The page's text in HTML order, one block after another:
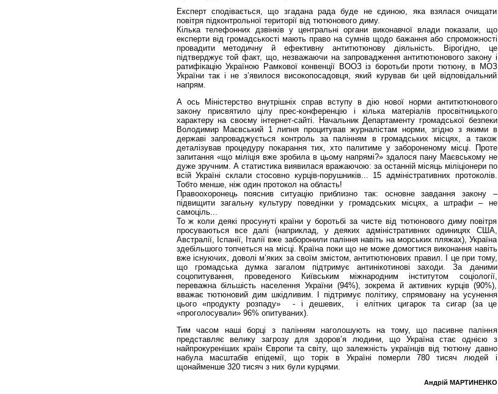
Експерт сподівається, що згадана рада буде не єдиною, яка взялася очищати
повітря підконтрольної території від тютюнового диму.
Кілька телефонних дзвінків у центральні органи виконавчої влади показали, що
експерти від громадськості мають право на сумнів щодо бажання або спроможності
провадити методичну й ефективну антитютюнову діяльність. Вірогідно, це
підтверджує той факт, що, незважаючи на запровадження антитютюнового закону і
ратифікацію Україною Рамкової конвенції ВООЗ із боротьби проти тютюну, в МОЗ
України так і не з’явилося високопосадовця, який курував би цей відповідальний
напрям.
А ось Міністерство внутрішніх справ вступу в дію нової норми антитютюнового
закону присвятило цілу прес-конференцію і кілька матеріалів просвітницького
характеру на своєму інтернет-сайті. Начальник Департаменту громадської безпеки
Володимир Маєвський 1 липня процитував журналістам норми, згідно з якими в
державі запроваджується контроль за палінням в громадських місцях, а також
деталізував процедуру покарання тих, хто палитиме у забороненому місці. Проте
запитання «що міліція вже зробила в цьому напрямі?» здалося пану Маєвському не
дуже зручним. А статистика виявилася вражаючою: за останній місяць міліціонери по
всій Україні склали стосовно курців-порушників... 15 адміністративних протоколів.
Тобто менше, ніж один протокол на область!
Правоохоронець пояснив ситуацію приблизно так: основне завдання закону –
підвищити загальну культуру поведінки у громадських місцях, а штрафи – не
самоціль...
То ж коли деякі просунуті країни у боротьбі за чисте від тютюнового диму повітря
просуваються все далі (наприклад, у деяких адміністративних одиницях США,
Австралії, Іспанії, Італії вже заборонили паління навіть на морських пляжах), Україна
здебільшого топчеться на місці. Країна поки що не може домогтися виконання навіть
вже існуючих, доволі м’яких за своїм змістом, антитютюнових правил. І це при тому,
що громадська думка загалом підтримує антинікотинові заходи. За даними
соцопитування, проведеного Київським міжнародним інститутом соціології,
переважна більшість населення України (94%), зокрема й активних курців (90%),
вважає тютюновий дим шкідливим. І підтримує політику, спрямовану на усунення
цього «продукту розпаду» - і дешевих, і елітних цигарок та сигар (за це
«проголосували» 96% опитуваних).
Тим часом наші борці з палінням наголошують на тому, що пасивне паління
представляє велику загрозу для здоров’я людини, що Україна стає однією з
найпрокуреніших країн Європи та світу, що залежність українців від тютюну давно
набула масштабів епідемії, що торік в Україні померли 780 тисяч людей і
щонайменше 320 тисяч з них були курцями.
Андрій МАРТИНЕНКО